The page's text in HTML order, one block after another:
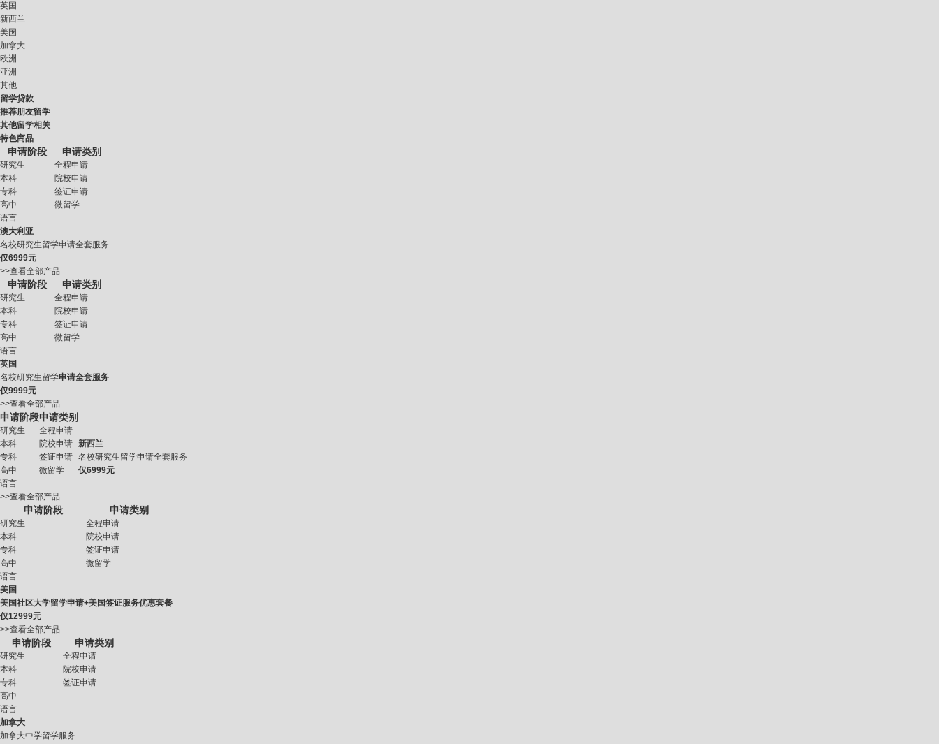
英国
新西兰
美国
加拿大
欧洲
亚洲
其他
留学贷款
推荐朋友留学
其他留学相关
特色商品
申请阶段 申请类别
研究生
全程申请
本科
院校申请
专科
签证申请
高中
微留学
语言
澳大利亚
名校研究生留学申请全套服务
仅6999元
>>查看全部产品
申请阶段 申请类别
研究生
全程申请
本科
院校申请
专科
签证申请
高中
微留学
语言
英国
名校研究生留学申请全套服务
仅9999元
>>查看全部产品
申请阶段申请类别
研究生
全程申请
新西兰
名校研究生留学申请全套服务
仅6999元
本科
院校申请
专科
签证申请
高中
微留学
语言
>>查看全部产品
申请阶段 申请类别
研究生
全程申请
本科
院校申请
专科
签证申请
高中
微留学
语言
美国
美国社区大学留学申请+美国签证服务优惠套餐
仅12999元
>>查看全部产品
申请阶段 申请类别
研究生
全程申请
本科
院校申请
专科
签证申请
高中
语言
加拿大
加拿大中学留学服务